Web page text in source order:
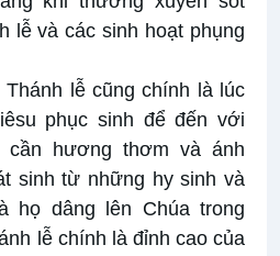
lễ và các sinh hoạt phụng
lễ cũng chính là lúc
phục sinh để đến với
cần hương thơm và ánh
sinh từ những hy sinh và
họ dâng lên Chúa trong
lễ chính là đỉnh cao của